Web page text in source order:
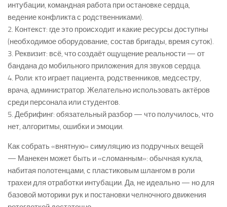
интубации, командная работа при остановке сердца,
ведение конфликта с родственниками).
2. Контекст: где это происходит и какие ресурсы доступны
(необходимое оборудование, состав бригады, время суток).
3. Реквизит: всё, что создаёт ощущение реальности — от
бандана до мобильного приложения для звуков сердца.
4. Роли: кто играет пациента, родственников, медсестру,
врача, администратор. Желательно использовать актёров
среди персонала или студентов.
5. Дебрифинг: обязательный разбор — что получилось, что
нет, алгоритмы, ошибки и эмоции.
Как собрать «внятную» симуляцию из подручных вещей
— Манекен может быть и «сломанным»: обычная кукла,
набитая полотенцами, с пластиковым шлангом в роли
трахеи для отработки интубации. Да, не идеально — но для
базовой моторики рук и постановки челночного движения